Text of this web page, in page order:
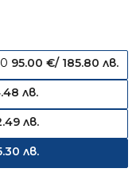
95.00€/ 185.80 лв.
лв.
лв.
лв.